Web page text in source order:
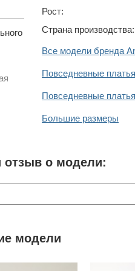
Рост:
Страна производства:
Все модели бренда
Повседневные
Повседневные платья
Большие размеры
отзыв о модели:
модели